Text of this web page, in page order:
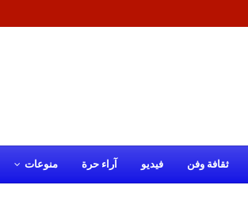
ثقافة وفن فيديو آراء حرة منوعات